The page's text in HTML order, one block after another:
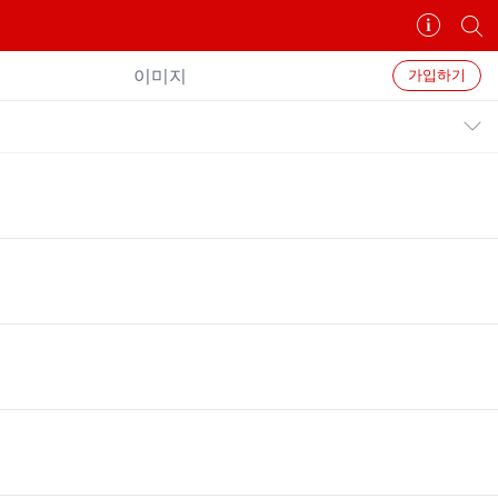
카
페
정
보
개
별
카
페
검
가입하기
이미지